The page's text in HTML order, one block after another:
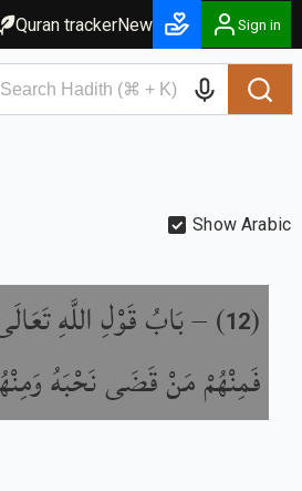
Quran trackerNew Sign in
Show Arabic
(
12
) –بَابُ قَوْلِ اللَّهِ
فَمِنْهُمْ مَنْ قَضَى نَحْبَهُ